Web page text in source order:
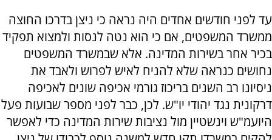
עד לפני חודשים אחדים היה נראה כי ניצן בדרכו החוצה
ממשרד המשפטים, אם כי הוא נטה לנסות ולמצוא תפקיד
בכיר אחר בשירות המדינה. אלא שבמשרד המשפטים
נחושים כנראה שלא להניח לאיש לפרוש ולאבד את
ניסיונו רב השנים בריכוז גורמי אכיפה שונים לאכיפה
דרקונית נגד יהודי יו"ש. לכן, כבר לפני מספר שבועות פעל
היועמ"ש וינשטיין מול נציבות שירות המדינה כדי לאפשר